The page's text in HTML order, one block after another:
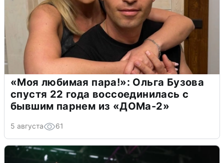
«Моя любимая пара!»: Ольга Бузова
спустя 22 года воссоединилась с
бывшим парнем из «ДОМа-2»
5 августа 61